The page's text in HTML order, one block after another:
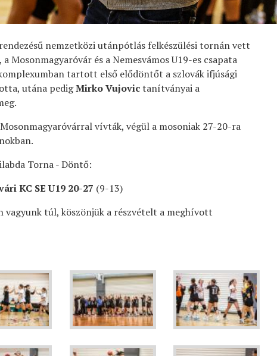
nemzetközi utánpótlás felkészülési tornán vett
Mosonmagyaróvár és a Nemesvámos U19-es csapata
tartott első elődöntőt a szlovák ifjúsági
utána pedigMirko Vujovictanítványai a
vívták, végül a mosoniak 27-20-ra
Torna - Döntő:
KC SE U19 20-27 (9-13)
vagyunk túl, köszönjük a részvételt a meghívott
Szombathelyi KKA - Alba Fehérvár
KC (2026.02.28.)